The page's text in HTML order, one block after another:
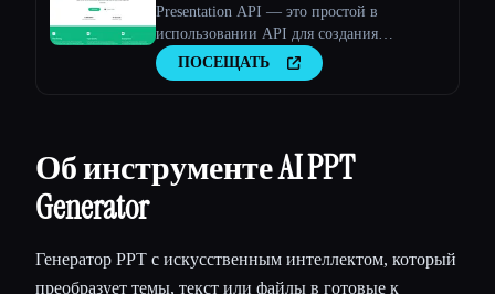
Presentation API — это простой в
использовании API для создания
презентаций, который можно добавлять в
свои приложения и веб-сайты. Полное
ПОСЕЩАТЬ
Об инструменте AI PPT
Generator
Генератор PPT с искусственным интеллектом, который
преобразует темы, текст или файлы в готовые к